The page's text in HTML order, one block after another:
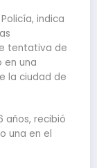
indica
tentativa de
en una
la ciudad de
años, recibió
una en el